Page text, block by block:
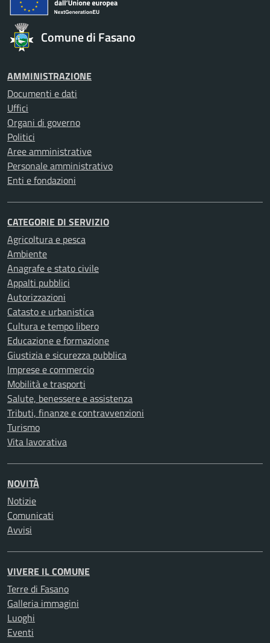
Comune di Fasano
AMMINISTRAZIONE
Documenti e dati
Uffici
Organi di governo
Politici
Aree amministrative
Personale amministrativo
Enti e fondazioni
CATEGORIE DI SERVIZIO
Agricoltura e pesca
Ambiente
Anagrafe e stato civile
Appalti pubblici
Autorizzazioni
Catasto e urbanistica
Cultura e tempo libero
Educazione e formazione
Giustizia e sicurezza pubblica
Imprese e commercio
Mobilità e trasporti
Salute, benessere e assistenza
Tributi, finanze e contravvenzioni
Turismo
Vita lavorativa
NOVITÀ
Notizie
Comunicati
Avvisi
VIVERE IL COMUNE
Terre di Fasano
Galleria immagini
Luoghi
Eventi